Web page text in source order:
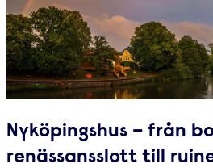
Nyköpingshus – från
renässansslott till